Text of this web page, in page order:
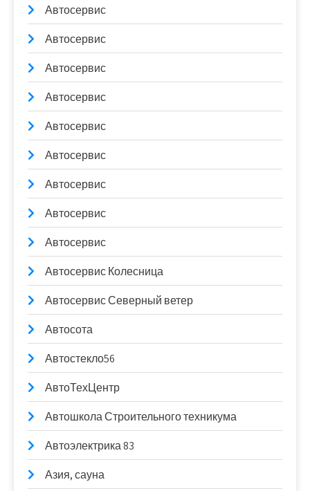
Автосервис
Автосервис
Автосервис
Автосервис
Автосервис
Автосервис
Автосервис
Автосервис
Автосервис
Автосервис Колесница
Автосервис Северный ветер
Автосота
Автостекло56
АвтоТехЦентр
Автошкола Строительного техникума
Автоэлектрика 83
Азия, сауна